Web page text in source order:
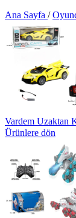
Ana Sayfa /
Vardem Uzaktan
Ürünlere dön